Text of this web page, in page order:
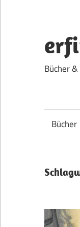
springen
Bücher
Bücher